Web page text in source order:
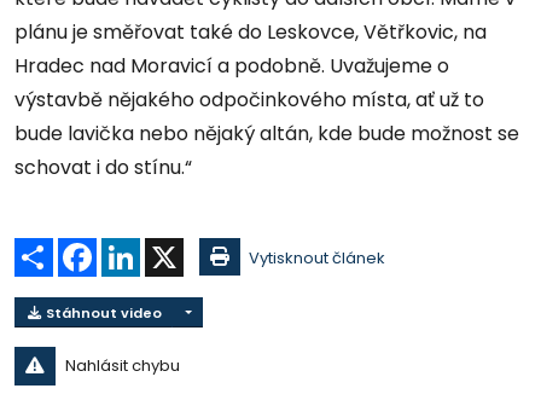
plánu je směřovat také do Leskovce, Větřkovic, na
Hradec nad Moravicí a podobně. Uvažujeme o
výstavbě nějakého odpočinkového místa, ať už to
bude lavička nebo nějaký altán, kde bude možnost se
schovat i do stínu.“
Sdílet Facebook
LinkedIn Vytisknout článek
Stáhnout video
Nahlásit chybu